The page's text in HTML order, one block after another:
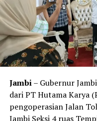
Jambi– Gubernur
dari PT Hutama Karya
pengoperasian Jalan
Jambi Seksi 4 ruas